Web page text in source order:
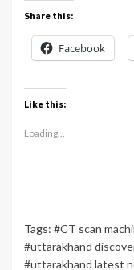
Share this:
Facebook
Like this:
Loading...
Tags: #CT scan
#uttarakhand
#uttarakhand latest